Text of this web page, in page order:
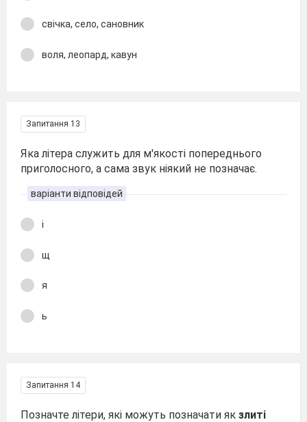
свічка, село, сановник
воля, леопард, кавун
Запитання 13
Яка літера служить для м'якості попереднього
приголосного, а сама звук ніякий не позначає.
варіанти відповідей
і
щ
я
ь
Запитання 14
Позначте літери, які можуть позначати як злиті